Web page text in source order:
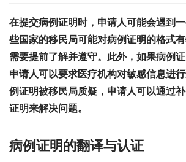
在提交病例证明时，申请人可能会遇到
些国家的移民局可能对病例证明的格式
需要提前了解并遵守。此外，如果病例
申请人可以要求医疗机构对敏感信息进
例证明被移民局质疑，申请人可以通过
证明来解决问题。
病例证明的翻译与认证